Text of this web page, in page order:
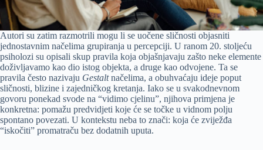
Autori su zatim razmotrili mogu li se uočene sličnosti objasniti
jednostavnim načelima grupiranja u percepciji. U ranom 20. stoljeću
psiholozi su opisali skup pravila koja objašnjavaju zašto neke elemente
doživljavamo kao dio istog objekta, a druge kao odvojene. Ta se
pravila često nazivaju Gestaltnačelima, a obuhvaćaju ideje poput
sličnosti, blizine i zajedničkog kretanja. Iako se u svakodnevnom
govoru ponekad svode na “vidimo cjelinu”, njihova primjena je
konkretna: pomažu predvidjeti koje će se točke u vidnom polju
spontano povezati. U kontekstu neba to znači: koja će zviježđa
“iskočiti” promatraču bez dodatnih uputa.